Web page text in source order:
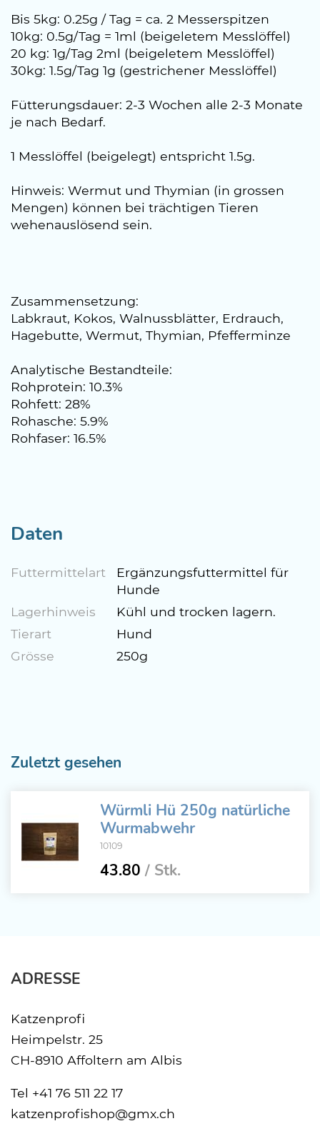
Bis 5kg: 0.25g / Tag = ca. 2 Messerspitzen
10kg: 0.5g/Tag = 1ml (beigeletem Messlöffel)
20 kg: 1g/Tag 2ml (beigeletem Messlöffel)
30kg: 1.5g/Tag 1g (gestrichener Messlöffel)
Fütterungsdauer: 2-3 Wochen alle 2-3 Monate
je nach Bedarf.
1 Messlöffel (beigelegt) entspricht 1.5g.
Hinweis: Wermut und Thymian (in grossen
Mengen) können bei trächtigen Tieren
wehenauslösend sein.
Zusammensetzung:
Labkraut, Kokos, Walnussblätter, Erdrauch,
Hagebutte, Wermut, Thymian, Pfefferminze
Analytische Bestandteile:
Rohprotein: 10.3%
Rohfett: 28%
Rohasche: 5.9%
Rohfaser: 16.5%
Daten
Futtermittelart
Ergänzungsfuttermittel für
Hunde
Lagerhinweis
Kühl und trocken lagern.
Tierart
Hund
Grösse
250g
Zuletzt gesehen
Würmli Hü 250g natürliche
Wurmabwehr
10109
43.80 / Stk.
ADRESSE
Katzenprofi
Heimpelstr. 25
CH-8910 Affoltern am Albis
Tel +41 76 511 22 17
katzenprofishop@gmx.ch